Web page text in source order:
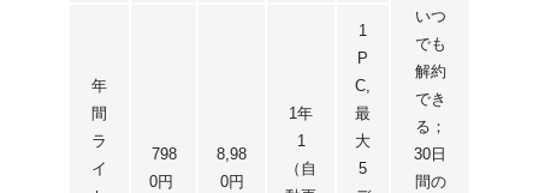
いつ
でも
解約
でき
る；
30日
間の
年
間
ラ
イ
798
0円
8,98
0円
1年
1
（自
1
P
C,
最
大
5